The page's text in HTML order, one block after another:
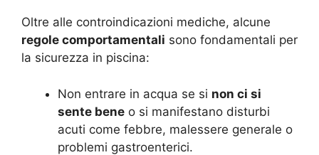
Oltre alle controindicazioni mediche, alcune
regole comportamentali sono fondamentali per
la sicurezza in piscina:
Non entrare in acqua se si non ci si
sente bene o si manifestano disturbi
acuti come febbre, malessere generale o
problemi gastroenterici.